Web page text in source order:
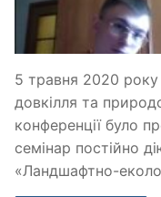
5 травня 2020 року
довкілля та
конференції було
семінар постійно
«Ландшафтно-